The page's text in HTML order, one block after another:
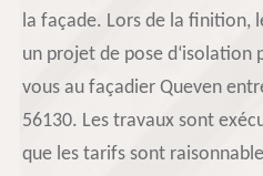
la façade. Lors de la finition,
un projet de pose d‘isolation
vous au façadier Queven
56130. Les travaux sont
que les tarifs sont